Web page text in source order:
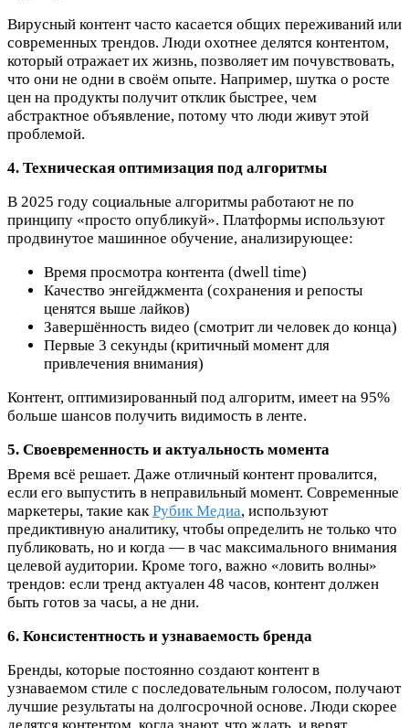
Вирусный контент часто касается общих переживаний или
современных трендов. Люди охотнее делятся контентом,
который отражает их жизнь, позволяет им почувствовать,
что они не одни в своём опыте. Например, шутка о росте
цен на продукты получит отклик быстрее, чем
абстрактное объявление, потому что люди живут этой
проблемой.​
4. Техническая оптимизация под алгоритмы
В 2025 году социальные алгоритмы работают не по
принципу «просто опубликуй». Платформы используют
продвинутое машинное обучение, анализирующее:​
Время просмотра контента (dwell time)
Качество энгейджмента (сохранения и репосты
ценятся выше лайков)
Завершённость видео (смотрит ли человек до конца)
Первые 3 секунды (критичный момент для
привлечения внимания)
Контент, оптимизированный под алгоритм, имеет на 95%
больше шансов получить видимость в ленте.​
5. Своевременность и актуальность момента
Время всё решает. Даже отличный контент провалится,
если его выпустить в неправильный момент. Современные
маркетеры, такие как Рубик Медиа, используют
предиктивную аналитику, чтобы определить не только что
публиковать, но и когда — в час максимального внимания
целевой аудитории. Кроме того, важно «ловить волны»
трендов: если тренд актуален 48 часов, контент должен
быть готов за часы, а не дни.​
6. Консистентность и узнаваемость бренда
Бренды, которые постоянно создают контент в
узнаваемом стиле с последовательным голосом, получают
лучшие результаты на долгосрочной основе. Люди скорее
делятся контентом, когда знают, что ждать, и верят